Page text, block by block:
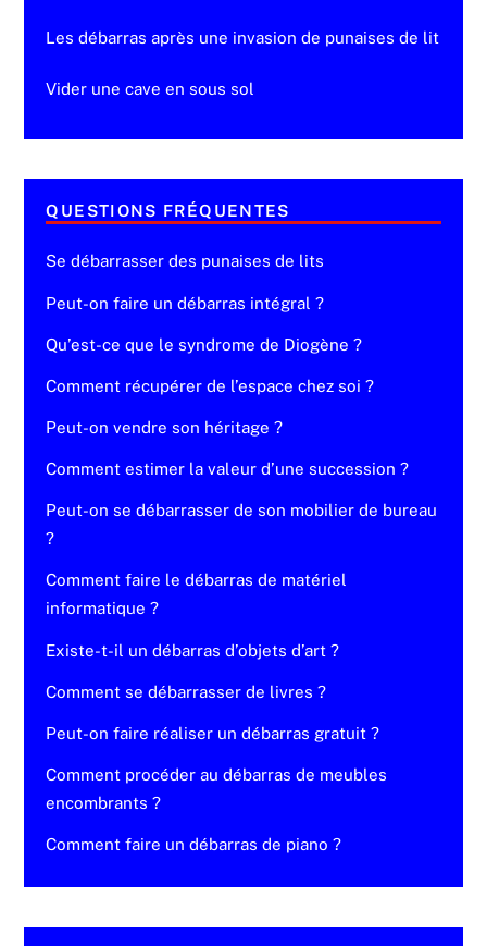
Les débarras après une invasion de punaises de lit
Vider une cave en sous sol
QUESTIONS FRÉQUENTES
Se débarrasser des punaises de lits
Peut-on faire un débarras intégral ?
Qu’est-ce que le syndrome de Diogène ?
Comment récupérer de l’espace chez soi ?
Peut-on vendre son héritage ?
Comment estimer la valeur d’une succession ?
Peut-on se débarrasser de son mobilier de bureau
?
Comment faire le débarras de matériel
informatique ?
Existe-t-il un débarras d’objets d’art ?
Comment se débarrasser de livres ?
Peut-on faire réaliser un débarras gratuit ?
Comment procéder au débarras de meubles
encombrants ?
Comment faire un débarras de piano ?